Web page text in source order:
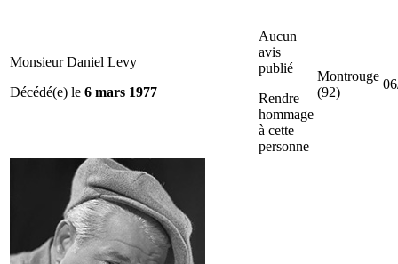
Monsieur Daniel Levy
Décédé(e) le 6 mars 1977
Aucun
avis
publié
Rendre
hommage
à cette
personne
Montrouge
(92)